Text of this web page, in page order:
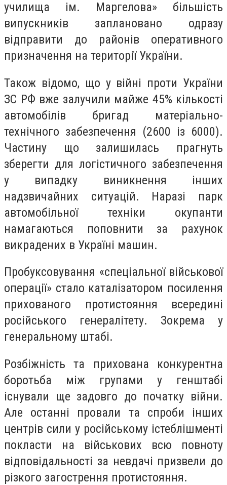
училища ім. Маргелова» більшість
випускників заплановано одразу
відправити до районів оперативного
призначення на території України.
Також відомо, що у війні проти України
ЗС РФ вже залучили майже 45% кількості
автомобілів бригад матеріально-
технічного забезпечення (2600 із 6000).
Частину що залишилась прагнуть
зберегти для логістичного забезпечення
у випадку виникнення інших
надзвичайних ситуацій. Наразі парк
автомобільної техніки окупанти
намагаються поповнити за рахунок
викрадених в Україні машин.
Пробуксовування «спеціальної військової
операції» стало каталізатором посилення
прихованого протистояння всередині
російського генералітету. Зокрема у
генеральному штабі.
Розбіжність та прихована конкурентна
боротьба між групами у генштабі
існували ще задовго до початку війни.
Але останні провали та спроби інших
центрів сили у російському істеблішменті
покласти на військових всю повноту
відповідальності за невдачі призвели до
різкого загострення протистояння.